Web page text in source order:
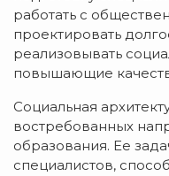
работать с
проектировать
реализовывать
повышающие
Социальная
востребованных
образования. Ее
специалистов,